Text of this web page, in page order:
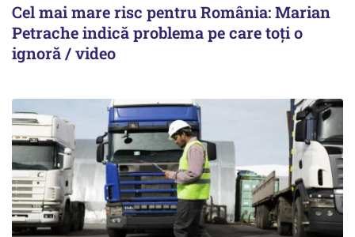
Cel mai mare risc pentru România: Marian
Petrache indică problema pe care toți o
ignoră / video